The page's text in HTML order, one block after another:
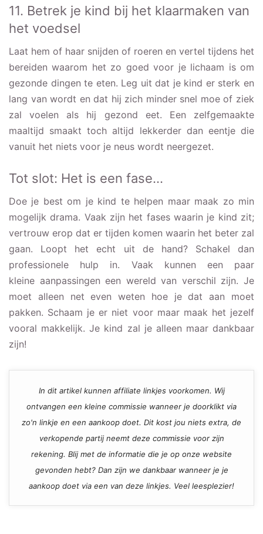
11. Betrek je kind bij het klaarmaken van
het voedsel
Laat hem of haar snijden of roeren en vertel tijdens het
bereiden waarom het zo goed voor je lichaam is om
gezonde dingen te eten. Leg uit dat je kind er sterk en
lang van wordt en dat hij zich minder snel moe of ziek
zal voelen als hij gezond eet. Een zelfgemaakte
maaltijd smaakt toch altijd lekkerder dan eentje die
vanuit het niets voor je neus wordt neergezet.
Tot slot: Het is een fase…
Doe je best om je kind te helpen maar maak zo min
mogelijk drama. Vaak zijn het fases waarin je kind zit;
vertrouw erop dat er tijden komen waarin het beter zal
gaan. Loopt het echt uit de hand? Schakel dan
professionele hulp in. Vaak kunnen een paar
kleine aanpassingen een wereld van verschil zijn. Je
moet alleen net even weten hoe je dat aan moet
pakken. Schaam je er niet voor maar maak het jezelf
vooral makkelijk. Je kind zal je alleen maar dankbaar
zijn!
In dit artikel kunnen affiliate linkjes voorkomen. Wij
ontvangen een kleine commissie wanneer je doorklikt via
zo'n linkje en een aankoop doet. Dit kost jou niets extra, de
verkopende partij neemt deze commissie voor zijn
rekening. Blij met de informatie die je op onze website
gevonden hebt? Dan zijn we dankbaar wanneer je je
aankoop doet via een van deze linkjes. Veel leesplezier!